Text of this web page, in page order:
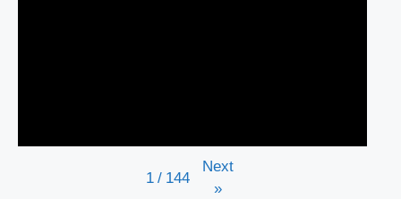
1 / 144
Next
»